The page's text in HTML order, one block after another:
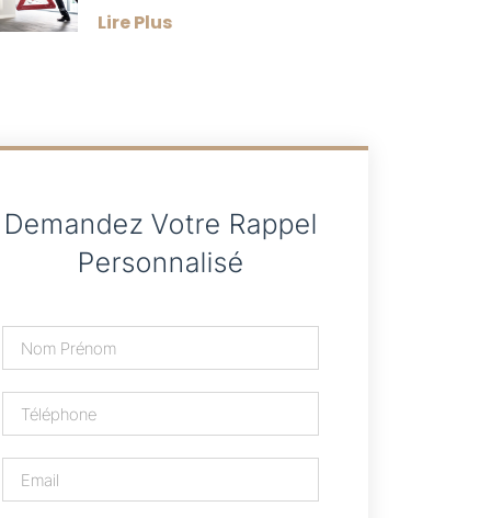
Lire Plus
Demandez Votre Rappel
Personnalisé